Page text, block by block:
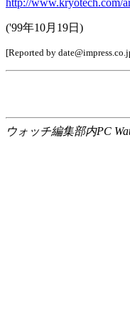
http://www.kryotech.com/
('99年10月19日)
[Reported by
ウォッチ編集部内PC